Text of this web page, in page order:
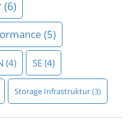
(6)
(5)
(4) SE (4)
Storage Infrastruktur(3)